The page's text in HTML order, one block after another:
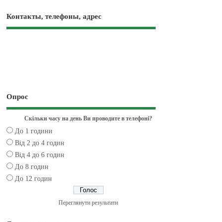
Контакты, телефоны, адрес
Опрос
Скільки часу на день Ви проводите в телефоні?
До 1 години
Від 2 до 4 годин
Від 4 до 6 годин
До 8 годин
До 12 годин
Переглянути результати